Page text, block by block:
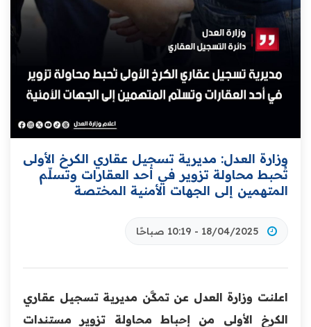
وزارة العدل: مديرية تسجيل عقاري الكرخ الأولى
تُحبط محاولة تزوير في أحد العقارات وتسلّم
المتهمين إلى الجهات الأمنية المختصة
18/04/2025 - 10:19 صباحًا
اعلنت وزارة العدل عن تمكَّن مديرية تسجيل عقاري
الكرخ الأولى من إحباط محاولة تزوير مستندات